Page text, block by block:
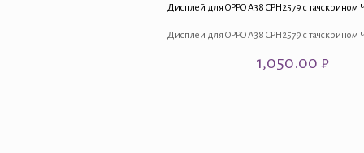
Дисплей для OPPO A38 CPH2579 с
Дисплей для OPPO A38 CPH2579 с
1,050.00 ₽